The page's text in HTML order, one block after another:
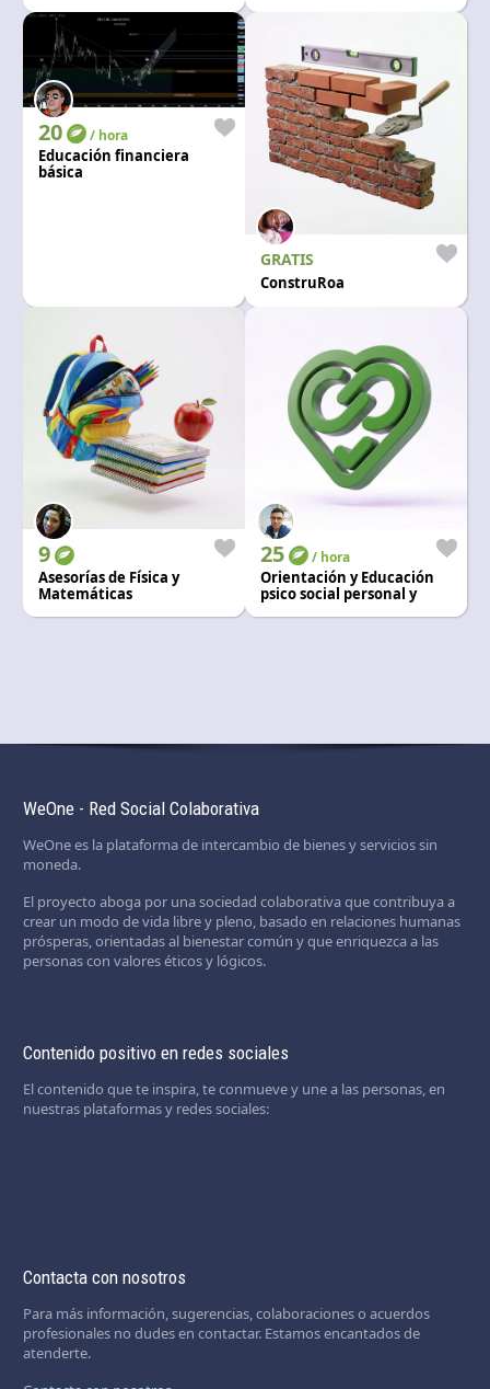
20 / hora
Educación financiera
básica
GRATIS
ConstruRoa
9
Asesorías de Física y
Matemáticas
25 / hora
Orientación y Educación
psico social personal y
WeOne - Red Social Colaborativa
WeOne es la plataforma de intercambio de bienes y servicios sin
moneda.
El proyecto aboga por una sociedad colaborativa que contribuya a
crear un modo de vida libre y pleno, basado en relaciones humanas
prósperas, orientadas al bienestar común y que enriquezca a las
personas con valores éticos y lógicos.
Contenido positivo en redes sociales
El contenido que te inspira, te conmueve y une a las personas, en
nuestras plataformas y redes sociales:
Contacta con nosotros
Para más información, sugerencias, colaboraciones o acuerdos
profesionales no dudes en contactar. Estamos encantados de
atenderte.